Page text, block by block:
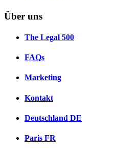
Über uns
The Legal 500
FAQs
Marketing
Kontakt
Deutschland DE
Paris FR